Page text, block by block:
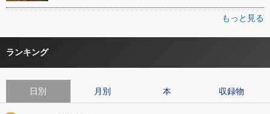
もっと見る
ランキング
日別 月別 本 収録物